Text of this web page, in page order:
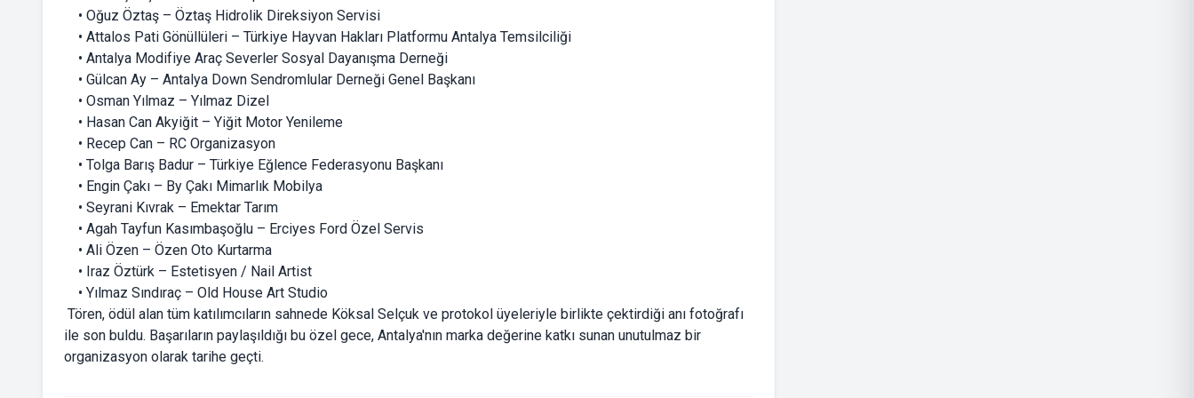
• Oğuz Öztaş – Öztaş Hidrolik Direksiyon Servisi
• Attalos Pati Gönüllüleri – Türkiye Hayvan Hakları Platformu Antalya Temsilciliği
• Antalya Modifiye Araç Severler Sosyal Dayanışma Derneği
• Gülcan Ay – Antalya Down Sendromlular Derneği Genel Başkanı
• Osman Yılmaz – Yılmaz Dizel
• Hasan Can Akyiğit – Yiğit Motor Yenileme
• Recep Can – RC Organizasyon
• Tolga Barış Badur – Türkiye Eğlence Federasyonu Başkanı
• Engin Çakı – By Çakı Mimarlık Mobilya
• Seyrani Kıvrak – Emektar Tarım
• Agah Tayfun Kasımbaşoğlu – Erciyes Ford Özel Servis
• Ali Özen – Özen Oto Kurtarma
• Iraz Öztürk – Estetisyen / Nail Artist
• Yılmaz Sındıraç – Old House Art Studio
Tören, ödül alan tüm katılımcıların sahnede Köksal Selçuk ve protokol üyeleriyle birlikte çektirdiği anı fotoğrafı
ile son buldu. Başarıların paylaşıldığı bu özel gece, Antalya'nın marka değerine katkı sunan unutulmaz bir
organizasyon olarak tarihe geçti.